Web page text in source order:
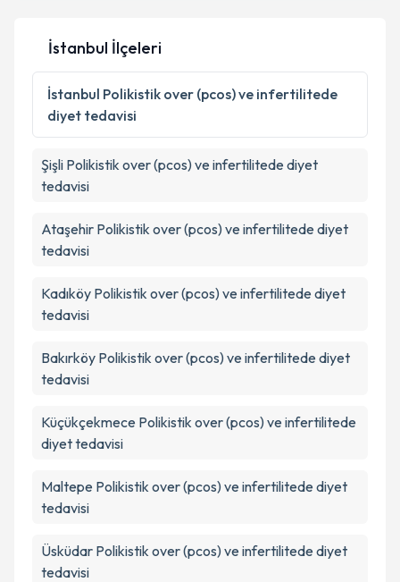
İstanbul İlçeleri
İstanbul Polikistik over (pcos) ve infertilitede
diyet tedavisi
Şişli Polikistik over (pcos) ve infertilitede diyet
tedavisi
Ataşehir Polikistik over (pcos) ve infertilitede diyet
tedavisi
Kadıköy Polikistik over (pcos) ve infertilitede diyet
tedavisi
Bakırköy Polikistik over (pcos) ve infertilitede diyet
tedavisi
Küçükçekmece Polikistik over (pcos) ve infertilitede
diyet tedavisi
Maltepe Polikistik over (pcos) ve infertilitede diyet
tedavisi
Üsküdar Polikistik over (pcos) ve infertilitede diyet
tedavisi